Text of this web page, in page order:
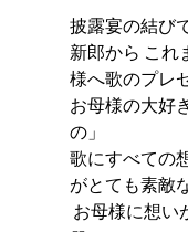
披露宴の結び
新郎から これ
様へ歌のプレ
お母様の大好
の」
歌にすべての
がとても素敵